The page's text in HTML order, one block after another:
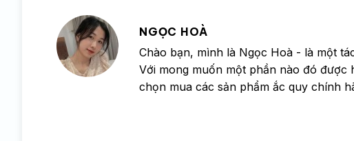
NGỌC HOÀ
Chào bạn, mình là Ngọc Hoà - là một
Với mong muốn một phần nào đó được
chọn mua các sản phẩm ắc quy chính